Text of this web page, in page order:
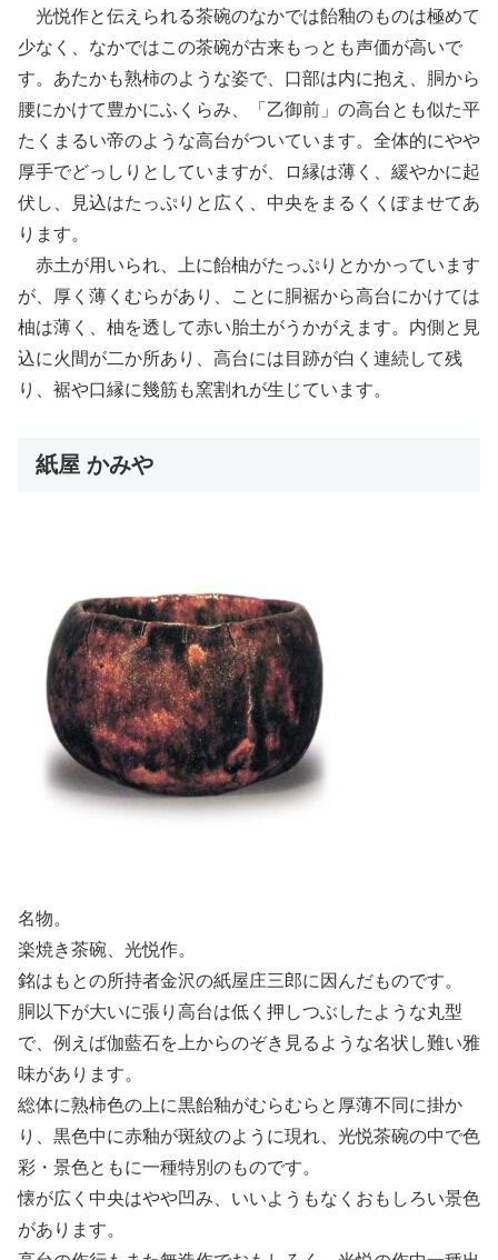
光悦作と伝えられる茶碗のなかでは飴釉のものは極めて
少なく、なかではこの茶碗が古来もっとも声価が高いで
す。あたかも熟柿のような姿で、口部は内に抱え、胴から
腰にかけて豊かにふくらみ、「乙御前」の高台とも似た平
たくまるい帝のような高台がついています。全体的にやや
厚手でどっしりとしていますが、ロ縁は薄く、緩やかに起
伏し、見込はたっぷりと広く、中央をまるくくぽませてあ
ります。
赤土が用いられ、上に飴柚がたっぷりとかかっています
が、厚く薄くむらがあり、ことに胴裾から高台にかけては
柚は薄く、柚を透して赤い胎土がうかがえます。内側と見
込に火間が二か所あり、高台には目跡が白く連続して残
り、裾や口縁に幾筋も窯割れが生じています。
紙屋 かみや
名物。
楽焼き茶碗、光悦作。
銘はもとの所持者金沢の紙屋庄三郎に因んだものです。
胴以下が大いに張り高台は低く押しつぶしたような丸型
で、例えば伽藍石を上からのぞき見るような名状し難い雅
味があります。
総体に熟柿色の上に黒飴釉がむらむらと厚薄不同に掛か
り、黒色中に赤釉が斑紋のように現れ、光悦茶碗の中で色
彩・景色ともに一種特別のものです。
懐が広く中央はやや凹み、いいようもなくおもしろい景色
があります。